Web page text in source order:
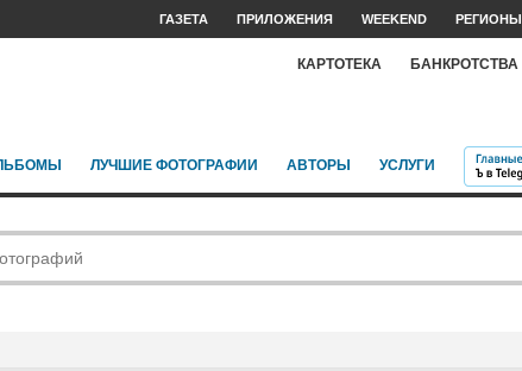
ГАЗЕТА ПРИЛОЖЕНИЯ WEEKEND РЕГИОНЫ
КАРТОТЕКА БАНКРОТСТВА
ЛУЧШИЕ ФОТОГРАФИИ АВТОРЫ УСЛУГИ